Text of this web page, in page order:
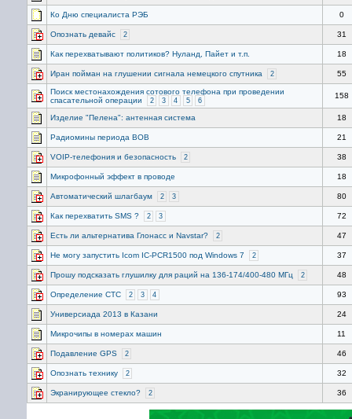
Ко Дню специалиста РЭБ 0
Опознать девайс 2 31
Как перехватывают политиков? Нуланд, Пайет и т.п. 18
Иран пойман на глушении сигнала немецкого спутника 2 55
Поиск местонахождения сотового телефона при проведении
спасательной операции
2 3 4 5 6
158
Изделие "Пелена": антенная система 18
Радиомины периода ВОВ 21
VOIP-телефония и безопасность 2 38
Микрофонный эффект в проводе 18
Автоматический шлагбаум 2 3 80
Как перехватить SMS ? 2 3 72
Есть ли альтернатива Глонасс и Navstar? 2 47
Не могу запустить Icom IC-PCR1500 под Windows 7 2 37
Прошу подсказать глушилку для раций на 136-174/400-480 МГц 2 48
Определение СТС 2 3 4 93
Универсиада 2013 в Казани 24
Микрочипы в номерах машин 11
Подавление GPS 2 46
Опознать технику 2 32
Экранирующее стекло? 2 36